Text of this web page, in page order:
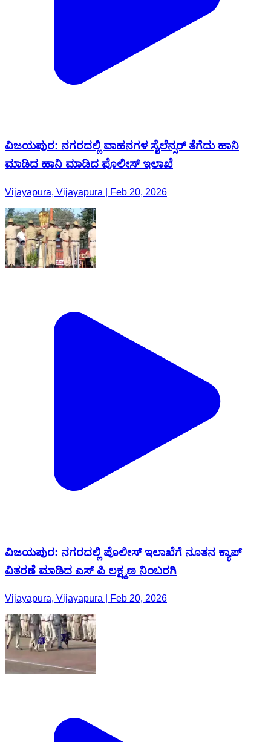
ವಿಜಯಪುರ: ನಗರದಲ್ಲಿ ವಾಹನಗಳ‌ ಸೈಲೆನ್ಸರ್ ತೆಗೆದು ಹಾನಿ‌
ಮಾಡಿದ ಹಾನಿ‌ ಮಾಡಿದ ಪೊಲೀಸ್ ಇಲಾಖೆ
Vijayapura, Vijayapura | Feb 20, 2026
ವಿಜಯಪುರ: ನಗರದಲ್ಲಿ ಪೊಲೀಸ್ ಇಲಾಖೆಗೆ ನೂತನ ಕ್ಯಾಪ್
ವಿತರಣೆ ಮಾಡಿದ ಎಸ್ ಪಿ ಲಕ್ಷ್ಮಣ ನಿಂಬರಗಿ
Vijayapura, Vijayapura | Feb 20, 2026